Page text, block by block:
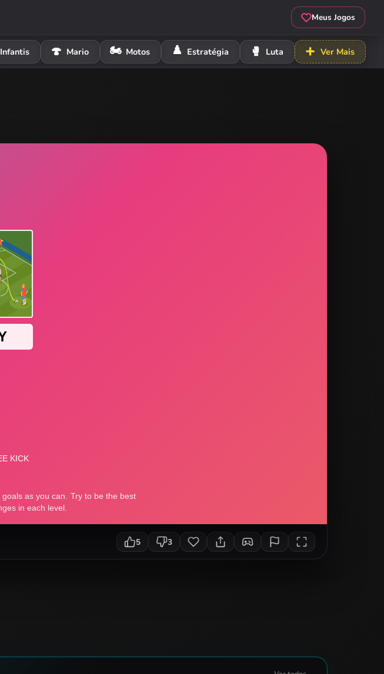
Meus Jogos
Infantis 🍄 Mario 🏍️ Motos ♟️ Estratégia 🥊 Luta ➕ Ver Mais
5 3